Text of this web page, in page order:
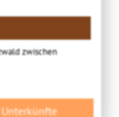
zwischen
Unterkünfte